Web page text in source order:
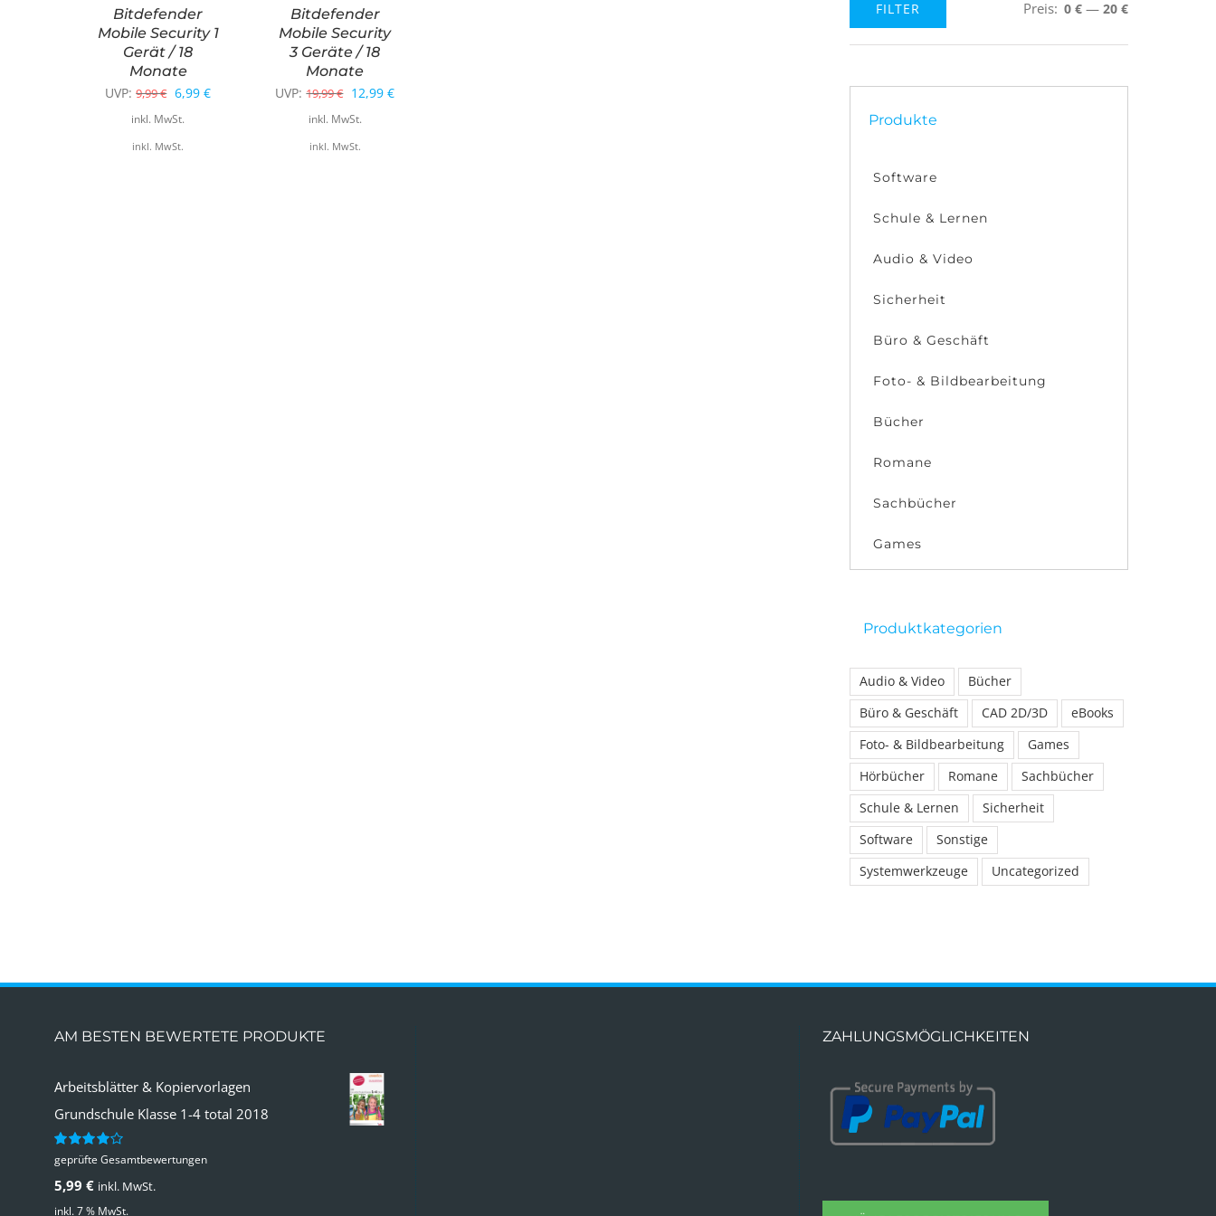
Bitdefender
Mobile Security 1
Gerät / 18
Monate
UVP: 9,99€ Ursprünglicher
Preis
war:
6,99€Aktueller
inkl. MwSt.
inkl. MwSt.
Bitdefender
Mobile Security
3 Geräte / 18
Monate
UVP: 19,99€ Ursprünglicher
Preis
war:
12,99€Aktueller
inkl. MwSt.
inkl. MwSt.
Preis
Preis
FILTER Preis: 0 € — 20 €
Produkte
Software
Schule & Lernen
Audio & Video
Sicherheit
Büro & Geschäft
Foto- & Bildbearbeitung
Bücher
Romane
Sachbücher
Games
Produktkategorien
Audio & Video
Bücher
Büro & Geschäft
CAD 2D/3D
eBooks
Foto- & Bildbearbeitung
Games
Hörbücher
Romane
Sachbücher
Schule & Lernen
Sicherheit
Software
Sonstige
Systemwerkzeuge
Uncategorized
AM BESTEN BEWERTETE PRODUKTE
Arbeitsblätter & Kopiervorlagen
Grundschule Klasse 1-4 total 2018
Bewertet
von 5
geprüfte Gesamtbewertungen
5,99 € inkl. MwSt.
inkl. 7 % MwSt.
ZAHLUNGSMÖGLICHKEITEN